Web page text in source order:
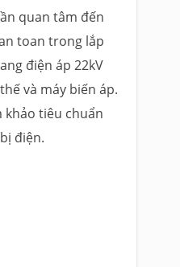
quan tâm đến
toan trong lắp
điện áp 22kV
và máy biến áp.
khảo tiêu chuẩn
điện.